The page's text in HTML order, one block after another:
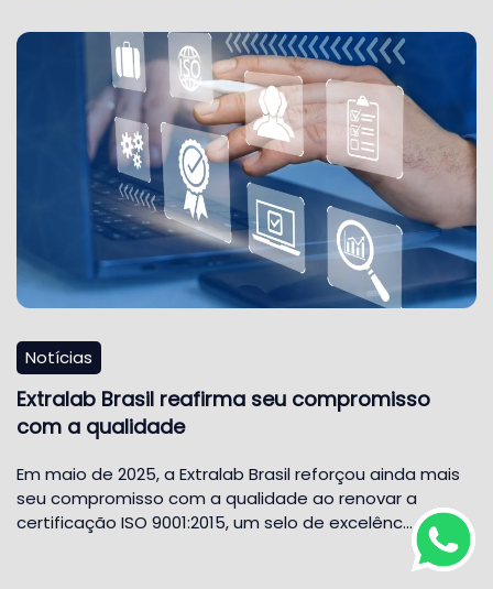
Notícias
Extralab Brasil reafirma seu compromisso
com a qualidade
Em maio de 2025, a Extralab Brasil reforçou ainda mais
seu compromisso com a qualidade ao renovar a
certificação ISO 9001:2015, um selo de excelênc…